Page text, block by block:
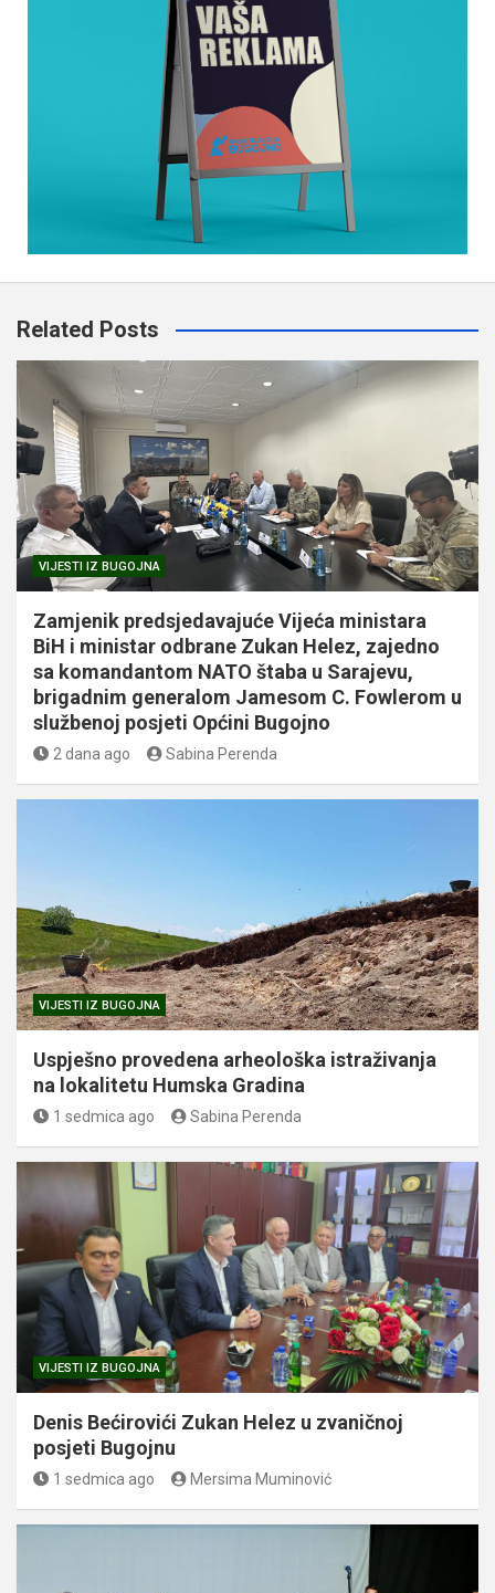
Related Posts
VIJESTI IZ BUGOJNA
Zamjenik predsjedavajuće Vijeća ministara
BiH i ministar odbrane Zukan Helez, zajedno
sa komandantom NATO štaba u Sarajevu,
brigadnim generalom Jamesom C. Fowlerom u
službenoj posjeti Općini Bugojno
2 dana ago Sabina Perenda
VIJESTI IZ BUGOJNA
Uspješno provedena arheološka istraživanja
na lokalitetu Humska Gradina
1 sedmica ago Sabina Perenda
VIJESTI IZ BUGOJNA
Denis Bećirovići Zukan Helez u zvaničnoj
posjeti Bugojnu
1 sedmica ago Mersima Muminović